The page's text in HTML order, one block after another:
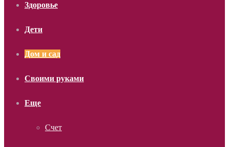
Здоровье
Дети
Дом и сад
Своими руками
Еще
Счет